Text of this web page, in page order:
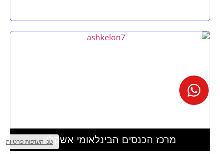
מרכז הכנסים הבינלאומי אשקלוןשנו העדפות פרטיות